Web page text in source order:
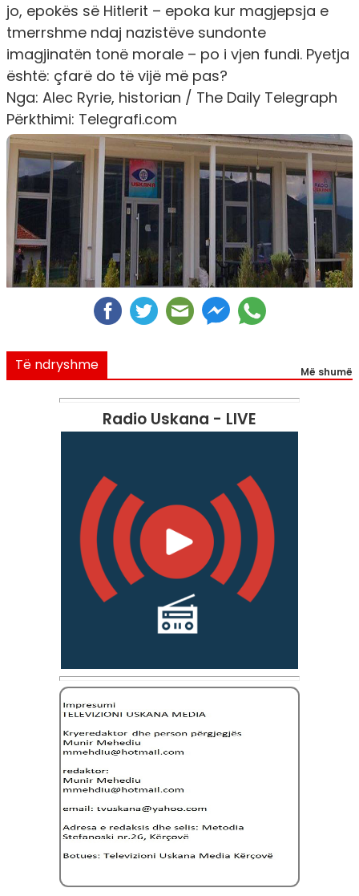
jo, epokës së Hitlerit – epoka kur magjepsja e
tmerrshme ndaj nazistëve sundonte
imagjinatën tonë morale – po i vjen fundi. Pyetja
është: çfarë do të vijë më pas?
Nga: Alec Ryrie, historian / The Daily Telegraph
Përkthimi: Telegrafi.com
Të ndryshme Më shumë
Radio Uskana - LIVE